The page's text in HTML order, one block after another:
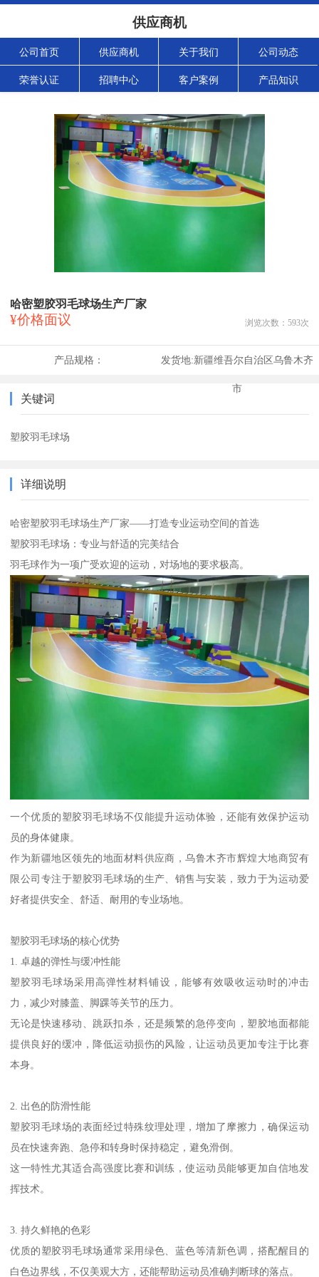
供应商机
公司首页 供应商机 关于我们 公司动态
荣誉认证 招聘中心 客户案例 产品知识
哈密塑胶羽毛球场生产厂家
¥价格面议 浏览次数： 593次
产品规格： 发货地:新疆维吾尔自治区乌鲁木齐
市
关键词
塑胶羽毛球场
详细说明
哈密塑胶羽毛球场生产厂家——打造专业运动空间的首选
塑胶羽毛球场：专业与舒适的完美结合
羽毛球作为一项广受欢迎的运动，对场地的要求极高。
一个优质的塑胶羽毛球场不仅能提升运动体验，还能有效保护运动
员的身体健康。
作为新疆地区领先的地面材料供应商，乌鲁木齐市辉煌大地商贸有
限公司专注于塑胶羽毛球场的生产、销售与安装，致力于为运动爱
好者提供安全、舒适、耐用的专业场地。
塑胶羽毛球场的核心优势
1. 卓越的弹性与缓冲性能
塑胶羽毛球场采用高弹性材料铺设，能够有效吸收运动时的冲击
力，减少对膝盖、脚踝等关节的压力。
无论是快速移动、跳跃扣杀，还是频繁的急停变向，塑胶地面都能
提供良好的缓冲，降低运动损伤的风险，让运动员更加专注于比赛
本身。
2. 出色的防滑性能
塑胶羽毛球场的表面经过特殊纹理处理，增加了摩擦力，确保运动
员在快速奔跑、急停和转身时保持稳定，避免滑倒。
这一特性尤其适合高强度比赛和训练，使运动员能够更加自信地发
挥技术。
3. 持久鲜艳的色彩
优质的塑胶羽毛球场通常采用绿色、蓝色等清新色调，搭配醒目的
白色边界线，不仅美观大方，还能帮助运动员准确判断球的落点。